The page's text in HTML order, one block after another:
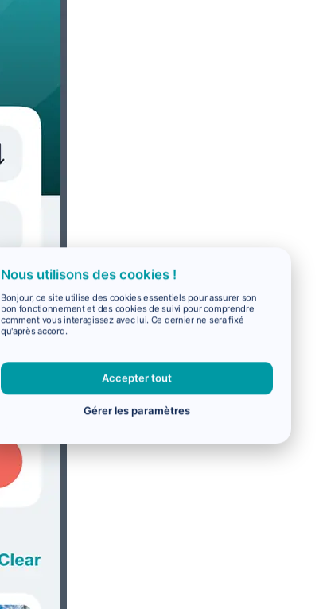
Nous utilisons des cookies !
Bonjour, ce site utilise des cookies essentiels pour assurer son
bon fonctionnement et des cookies de suivi pour comprendre
comment vous interagissez avec lui. Ce dernier ne sera fixé
qu'après accord.
Accepter tout
Gérer les paramètres